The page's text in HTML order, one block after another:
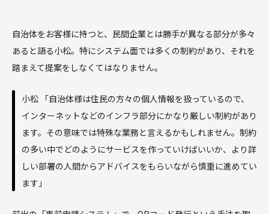
自治体をお客様に持つと、民間企業とは勝手が異なる部分が多々
あると語る小松。特にシステム面では多くの制約があり、それを
踏まえて提案をしなくてはなりません。
小松 「自治体様は住民の方々の個人情報を扱っているので、
インターネットなどのインフラ部分にかなり厳しい制約があり
ます。その意味では特殊な業務と言えるかもしれません。制約
の多い中でどのようにサービスを作っていけばいいか、より詳
しい部署の人間からアドバイスをもらいながら慎重に進めてい
ます」